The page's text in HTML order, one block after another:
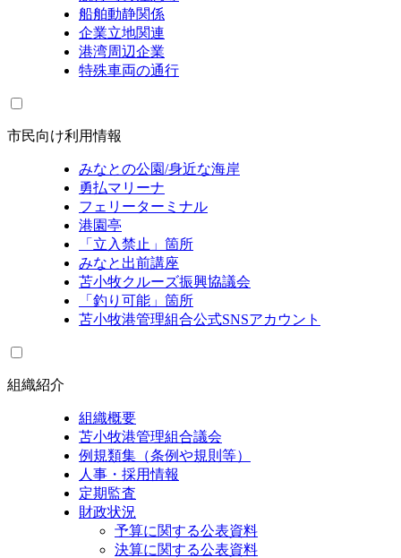
船舶動静関係
企業立地関連
港湾周辺企業
特殊車両の通行
市民向け利用情報
みなとの公園/身近な海岸
勇払マリーナ
フェリーターミナル
港園亭
「立入禁止」箇所
みなと出前講座
苫小牧クルーズ振興協議会
「釣り可能」箇所
苫小牧港管理組合公式SNSアカウント
組織紹介
組織概要
苫小牧港管理組合議会
例規類集（条例や規則等）
人事・採用情報
定期監査
財政状況
予算に関する公表資料
決算に関する公表資料